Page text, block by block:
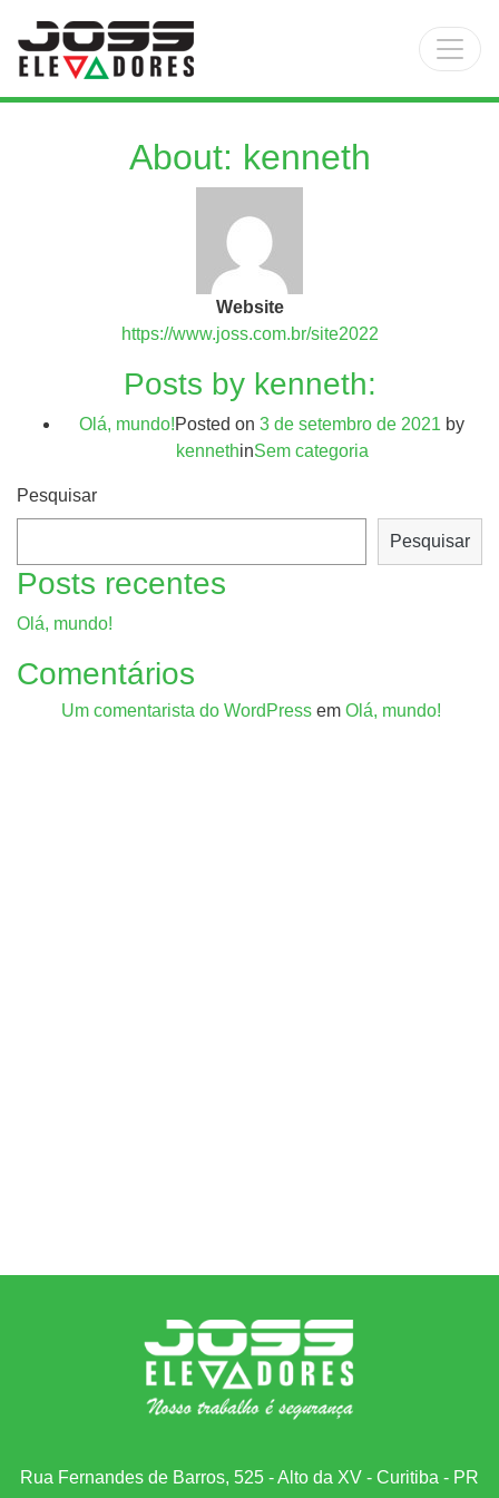
Main Navigation
About: kenneth
Website
https://www.joss.com.br/site2022
Posts by kenneth:
Olá, mundo!Posted on 3 de setembro de 2021 by
kennethinSem categoria
Pesquisar
Pesquisar
Posts recentes
Olá, mundo!
Comentários
Um comentarista do WordPress em Olá, mundo!
Rua Fernandes de Barros, 525 - Alto da XV - Curitiba - PR